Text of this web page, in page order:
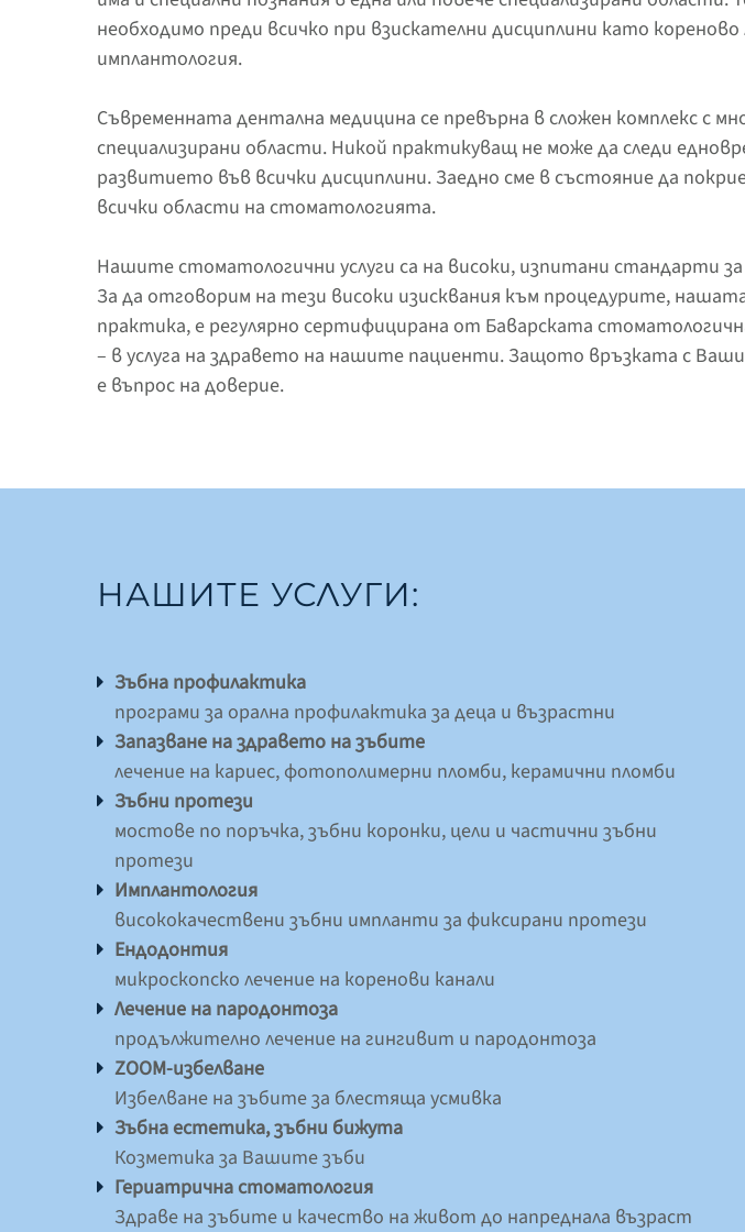
необходимо преди всичко при взискателни дисциплини като кореново
имплантология.
Съвременната дентална медицина се превърна в сложен комплекс с
специализирани области. Никой практикуващ не може да следи
развитието във всички дисциплини. Заедно сме в състояние да
всички области на стоматологията.
Нашите стоматологични услуги са на високи, изпитани стандарти
За да отговорим на тези високи изисквания към процедурите,
практика, е регулярно сертифицирана от Баварската
– в услуга на здравето на нашите пациенти. Защото връзката с
е въпрос на доверие.
НАШИТЕ УСЛУГИ:
Зъбна профилактика
програми за орална профилактика за деца и възрастни
Запазване на здравето на зъбите
лечение на кариес, фотополимерни пломби, керамични пломби
Зъбни протези
мостове по поръчка, зъбни коронки, цели и частични зъбни
протези
Имплантология
висококачествени зъбни импланти за фиксирани протези
Ендодонтия
микроскопско лечение на коренови канали
Лечение на пародонтоза
продължително лечение на гингивит и пародонтоза
ZOOM-избелване
Избелване на зъбите за блестяща усмивка
Зъбна естетика, зъбни бижута
Козметика за Вашите зъби
Гериатрична стоматология
Здраве на зъбите и качество на живот до напреднала възраст